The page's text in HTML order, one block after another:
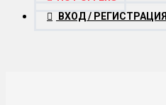
ВХОД / РЕГИСТРАЦИЯ